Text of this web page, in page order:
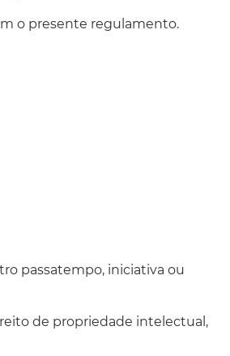
o presente regulamento.
passatempo, iniciativa ou
de propriedade intelectual,